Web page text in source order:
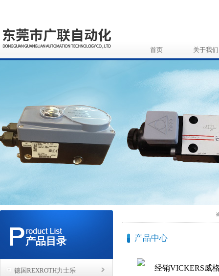
首页 关于我们
产品目录
德国REXROTH力士乐
产品中心
经销VICKERS威